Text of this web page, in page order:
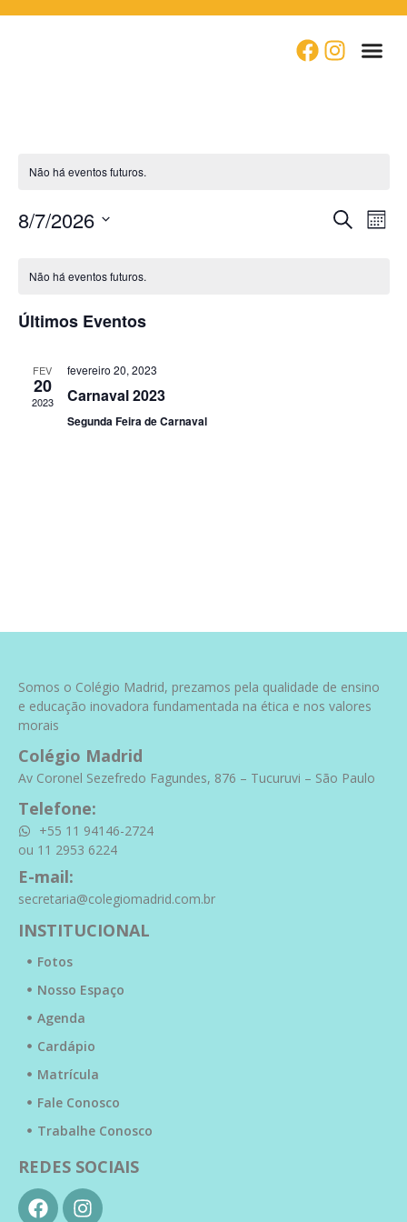
Não há eventos futuros.
Procurar
Mês
8/7/2026
Não há eventos futuros.
Últimos Eventos
FEV
20
2023
fevereiro 20, 2023
Carnaval 2023
Segunda Feira de Carnaval
Somos o Colégio Madrid, prezamos pela qualidade de ensino
e educação inovadora fundamentada na ética e nos valores
morais
Colégio Madrid
Av Coronel Sezefredo Fagundes, 876 – Tucuruvi – São Paulo
Telefone:
+55 11 94146-2724
ou 11 2953 6224
E-mail:
secretaria@colegiomadrid.com.br
INSTITUCIONAL
Fotos
Nosso Espaço
Agenda
Cardápio
Matrícula
Fale Conosco
Trabalhe Conosco
REDES SOCIAIS